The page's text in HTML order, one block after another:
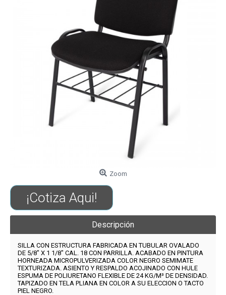
Zoom
¡Cotiza Aqui!
Descripción
SILLA CON ESTRUCTURA FABRICADA EN TUBULAR OVALADO
DE 5/8" X 1 1/8" CAL. 18 CON PARRILLA. ACABADO EN PINTURA
HORNEADA MICROPULVERIZADA COLOR NEGRO SEMIMATE
TEXTURIZADA. ASIENTO Y RESPALDO ACOJINADO CON HULE
ESPUMA DE POLIURETANO FLEXIBLE DE 24 KG/M³ DE DENSIDAD.
TAPIZADO EN TELA PLIANA EN COLOR A SU ELECCION O TACTO
PIEL NEGRO.